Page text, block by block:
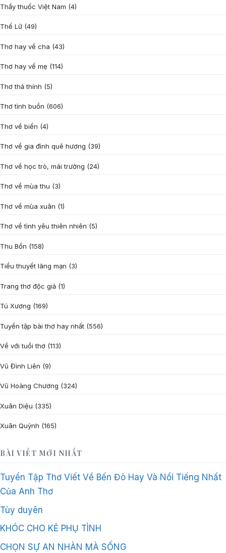
Thầy thuốc Việt Nam (4)
Thế Lữ (49)
Thơ hay về cha (43)
Thơ hay về mẹ (114)
Thơ thả thính (5)
Thơ tình buồn (606)
Thơ về biển (4)
Thơ về gia đình quê hương (39)
Thơ về học trò, mái trường (24)
Thơ về mùa thu (3)
Thơ về mùa xuân (1)
Thơ về tình yêu thiên nhiên (5)
Thu Bồn (158)
Tiểu thuyết lãng mạn (3)
Trang thơ độc giả (1)
Tú Xương (169)
Tuyển tập bài thơ hay nhất (556)
Về với tuổi thơ (113)
Vũ Đình Liên (9)
Vũ Hoàng Chương (324)
Xuân Diệu (335)
Xuân Quỳnh (165)
BÀI VIẾT MỚI NHẤT
Tuyển Tập Thơ Viết Về Bến Đò Hay Và Nổi Tiếng Nhất
Của Anh Thơ
Tùy duyên
KHÓC CHO KẺ PHỤ TÌNH
CHỌN SỰ AN NHÀN MÀ SỐNG